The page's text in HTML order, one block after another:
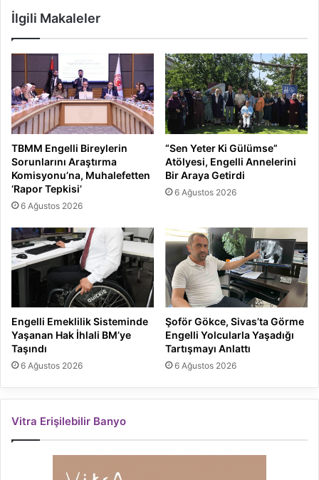
İlgili Makaleler
TBMM Engelli Bireylerin
Sorunlarını Araştırma
Komisyonu’na, Muhalefetten
‘Rapor Tepkisi’
6 Ağustos 2026
“Sen Yeter Ki Gülümse”
Atölyesi, Engelli Annelerini
Bir Araya Getirdi
6 Ağustos 2026
Engelli Emeklilik Sisteminde
Yaşanan Hak İhlali BM’ye
Taşındı
6 Ağustos 2026
Şoför Gökce, Sivas’ta Görme
Engelli Yolcularla Yaşadığı
Tartışmayı Anlattı
6 Ağustos 2026
Vitra Erişilebilir Banyo